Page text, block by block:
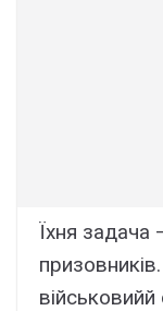
Їхня задача